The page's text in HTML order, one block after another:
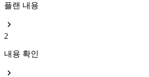
플랜 내용
2
내용 확인